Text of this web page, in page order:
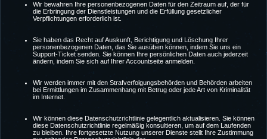
Wir bewahren Ihre personenbezogenen Daten für den Zeitraum auf, der für
die Erbringung der Dienstleistungen und die Erfüllung gesetzlicher
Verpflichtungen erforderlich ist.
Sie haben das Recht auf Auskunft, Berichtigung und Löschung Ihrer
personenbezogenen Daten, das Sie ausüben können, indem Sie uns ein
Support-Ticket senden. Sie können Ihre persönlichen Daten auch jederzeit
ändern, indem Sie sich auf Ihrer Accountseite anmelden.
Wir werden immer mit den Strafverfolgungsbehörden und Behörden arbeiten
bei Ermittlungen im Zusammenhang mit Betrug oder jede Art von Kriminalität
im Internet.
Wir können diese Datenschutzrichtlinie gelegentlich aktualisieren. Sie können
diese Datenschutzrichtlinie regelmäßig konsultieren, um auf dem Laufenden
zu bleiben. Ihre fortgesetzte Nutzung unserer Dienste stellt Ihre Zustimmung